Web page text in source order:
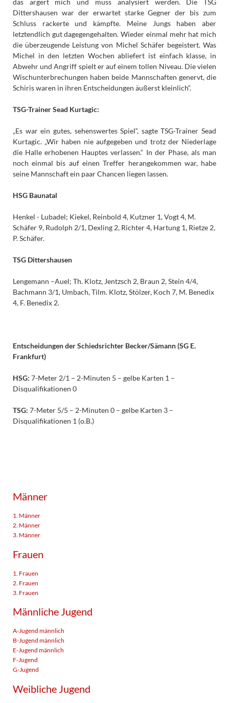
das ärgert mich und muss analysiert werden. Die TSG
Dittershausen war der erwartet starke Gegner der bis zum
Schluss rackerte und kämpfte. Meine Jungs haben aber
letztendlich gut dagegengehalten. Wieder einmal mehr hat mich
die überzeugende Leistung von Michel Schäfer begeistert. Was
Michel in den letzten Wochen abliefert ist einfach klasse, in
Abwehr und Angriff spielt er auf einem tollen Niveau. Die vielen
Wischunterbrechungen haben beide Mannschaften genervt, die
Schiris waren in ihren Entscheidungen äußerst kleinlich“.
TSG-Trainer Sead Kurtagic:
„Es war ein gutes, sehenswertes Spiel“, sagte TSG-Trainer Sead
Kurtagic. „Wir haben nie aufgegeben und trotz der Niederlage
die Halle erhobenen Hauptes verlassen.“ In der Phase, als man
noch einmal bis auf einen Treffer herangekommen war, habe
seine Mannschaft ein paar Chancen liegen lassen.
HSG Baunatal
Henkel - Lubadel; Kiekel, Reinbold 4, Kutzner 1, Vogt 4, M.
Schäfer 9, Rudolph 2/1, Dexling 2, Richter 4, Hartung 1, Rietze 2,
P. Schäfer.
TSG Dittershausen
Lengemann –Auel; Th. Klotz, Jentzsch 2, Braun 2, Stein 4/4,
Bachmann 3/1, Umbach, Tilm. Klotz, Stölzer, Koch 7, M. Benedix
4, F. Benedix 2.
Entscheidungen der Schiedsrichter Becker/Sämann(SG E.
Frankfurt)
HSG: 7-Meter 2/1 – 2-Minuten 5 – gelbe Karten 1 –
Disqualifikationen 0
TSG: 7-Meter 5/5 – 2-Minuten 0 – gelbe Karten 3 –
Disqualifikationen 1 (o.B.)
Männer
1. Männer
2. Männer
3. Männer
Frauen
1. Frauen
2. Frauen
3. Frauen
Männliche Jugend
A-Jugend männlich
B-Jugend männlich
E-Jugend männlich
F-Jugend
G-Jugend
Weibliche Jugend